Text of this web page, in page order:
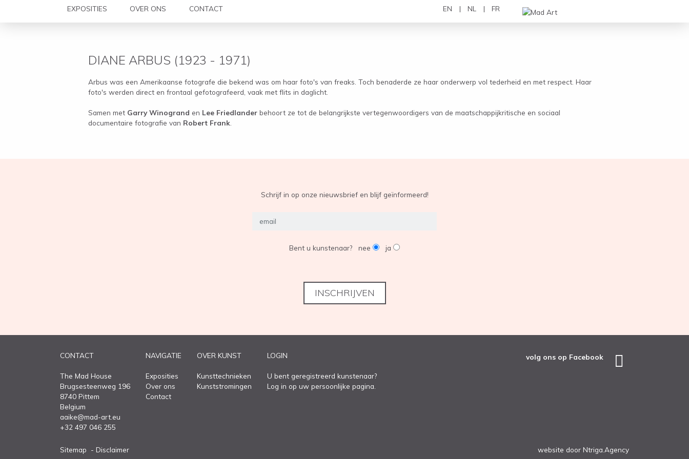
EN NL FR
EXPOSITIES OVER ONS CONTACT
DIANE ARBUS (1923 - 1971)
Arbus was een Amerikaanse fotografe die bekend was om haar foto's van freaks. Toch benaderde ze haar onderwerp vol tederheid en met respect. Haar
foto's werden direct en frontaal gefotografeerd, vaak met flits in daglicht.
Samen met Garry Winogrand en Lee Friedlander behoort ze tot de belangrijkste vertegenwoordigers van de maatschappijkritische en sociaal
documentaire fotografie van Robert Frank
Schrijf in op onze nieuwsbrief en blijf geïnformeerd!
Bent u kunstenaar? nee ja
INSCHRIJVEN
CONTACT
The Mad House
Brugsesteenweg 196
8740 Pittem
Belgium
aaike@mad-art.eu
+32 497 046 255
NAVIGATIE
Exposities
Over ons
Contact
OVER KUNST
Kunsttechnieken
Kunststromingen
LOGIN
U bent geregistreerd kunstenaar?
Log in op uw persoonlijke pagina.
volg ons op Facebook
Sitemap Disclaimer website door Ntriga.Agency